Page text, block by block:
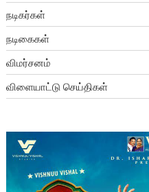
நடிகர்கள்
நடிகைகள்
விமர்சனம்
விளையாட்டு செய்திகள்